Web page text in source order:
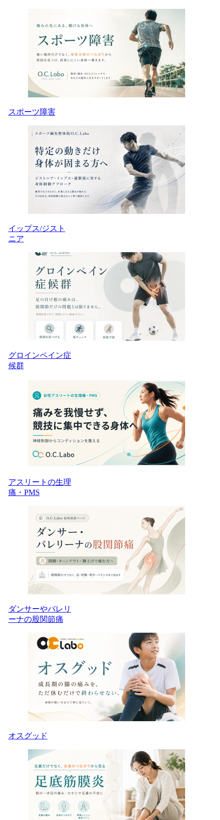
スポーツ障害
イップス/ジスト
ニア
グロインペイン症
候群
アスリートの生理
痛・PMS
ダンサーやバレリ
ーナの股関節痛
オスグッド